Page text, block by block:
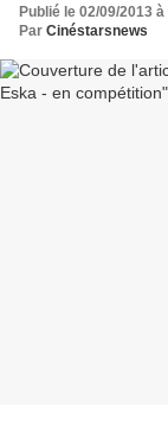
Publié le 02/09/2013
Par Cinéstarsnews